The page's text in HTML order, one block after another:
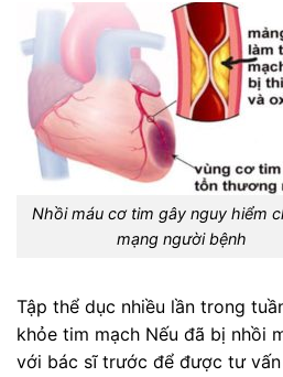
Nhồi máu cơ tim gây nguy hiểm
mạng người bệnh
Tập thể dục nhiều lần trong
khỏe tim mạch Nếu đã bị nhồi
với bác sĩ trước để được tư